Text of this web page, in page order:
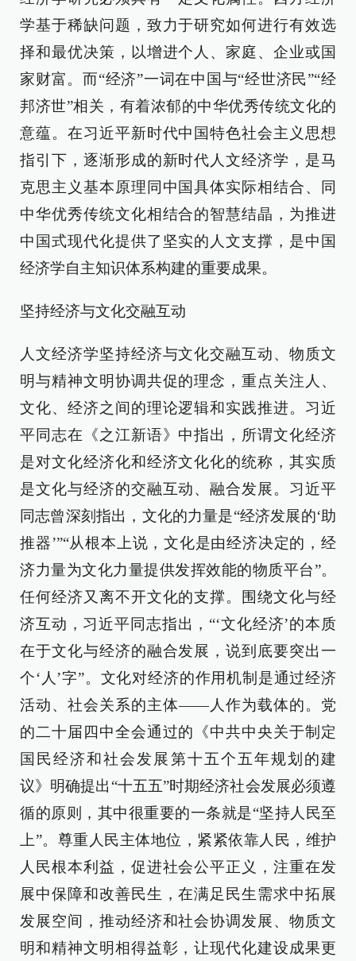
学基于稀缺问题，致力于研究如何进行有效选
择和最优决策，以增进个人、家庭、企业或国
家财富。而“经济”一词在中国与“经世济民”“经
邦济世”相关，有着浓郁的中华优秀传统文化的
意蕴。在习近平新时代中国特色社会主义思想
指引下，逐渐形成的新时代人文经济学，是马
克思主义基本原理同中国具体实际相结合、同
中华优秀传统文化相结合的智慧结晶，为推进
中国式现代化提供了坚实的人文支撑，是中国
经济学自主知识体系构建的重要成果。
坚持经济与文化交融互动
人文经济学坚持经济与文化交融互动、物质文
明与精神文明协调共促的理念，重点关注人、
文化、经济之间的理论逻辑和实践推进。习近
平同志在《之江新语》中指出，所谓文化经济
是对文化经济化和经济文化化的统称，其实质
是文化与经济的交融互动、融合发展。习近平
同志曾深刻指出，文化的力量是“经济发展的‘助
推器’”“从根本上说，文化是由经济决定的，经
济力量为文化力量提供发挥效能的物质平台”。
任何经济又离不开文化的支撑。围绕文化与经
济互动，习近平同志指出，“‘文化经济’的本质
在于文化与经济的融合发展，说到底要突出一
个‘人’字”。文化对经济的作用机制是通过经济
活动、社会关系的主体——人作为载体的。党
的二十届四中全会通过的《中共中央关于制定
国民经济和社会发展第十五个五年规划的建
议》明确提出“十五五”时期经济社会发展必须遵
循的原则，其中很重要的一条就是“坚持人民至
上”。尊重人民主体地位，紧紧依靠人民，维护
人民根本利益，促进社会公平正义，注重在发
展中保障和改善民生，在满足民生需求中拓展
发展空间，推动经济和社会协调发展、物质文
明和精神文明相得益彰，让现代化建设成果更